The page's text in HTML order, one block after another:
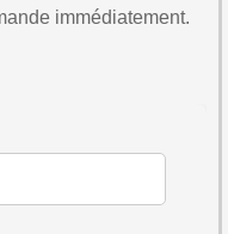
immédiatement.